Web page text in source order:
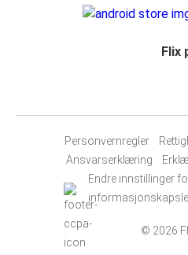
Flix
Personvernregler
Ansvarserklæring
Endre innstillinger
© 2026